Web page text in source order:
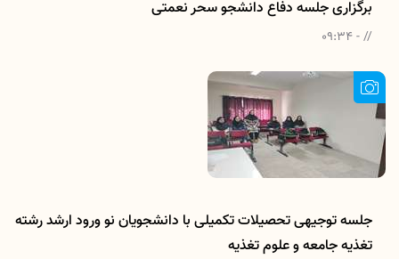
برگزاری جلسه دفاع دانشجو سحر نعمتی
// - 09:34
جلسه توجیهی تحصیلات تکمیلی با دانشجویان نو ورود ارشد رشته
تغذیه جامعه و علوم تغذیه